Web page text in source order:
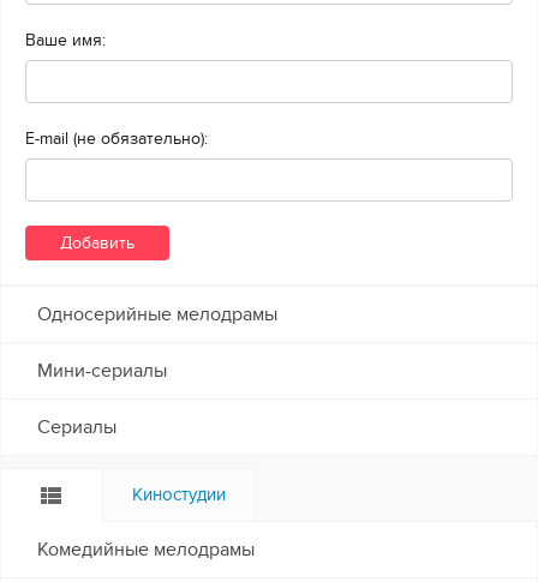
Ваше имя:
E-mail (не обязательно):
Односерийные мелодрамы
Мини-сериалы
Сериалы
Киностудии
Комедийные мелодрамы